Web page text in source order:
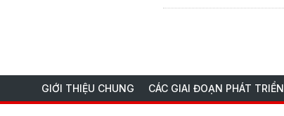
GIỚI THIỆU CHUNG CÁC GIAI ĐOẠN PHÁT TRIỂN